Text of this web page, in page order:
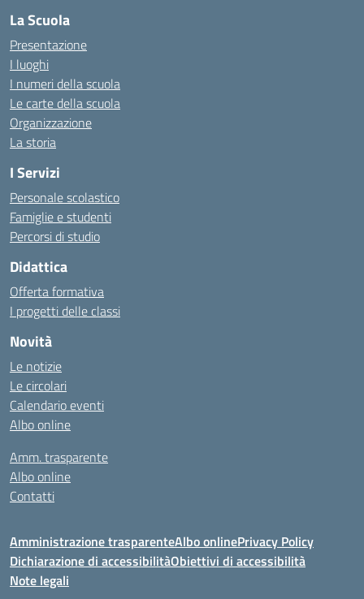
La Scuola
Presentazione
I luoghi
I numeri della scuola
Le carte della scuola
Organizzazione
La storia
I Servizi
Personale scolastico
Famiglie e studenti
Percorsi di studio
Didattica
Offerta formativa
I progetti delle classi
Novità
Le notizie
Le circolari
Calendario eventi
Albo online
Amm. trasparente
Albo online
Contatti
Amministrazione trasparenteAlbo onlinePrivacy Policy
Dichiarazione di accessibilitàObiettivi di accessibilità
Note legali